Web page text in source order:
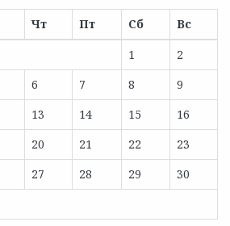
Чт Пт Сб
Вс
1
2
6 7 8
9
13 14 15
16
20 21 22
23
27 28 29
30